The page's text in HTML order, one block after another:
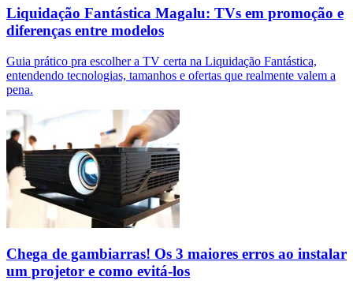
Liquidação Fantástica Magalu: TVs em promoção e
diferenças entre modelos
Guia prático pra escolher a TV certa na Liquidação Fantástica,
entendendo tecnologias, tamanhos e ofertas que realmente valem a
pena.
Chega de gambiarras! Os 3 maiores erros ao instalar
um projetor e como evitá-los